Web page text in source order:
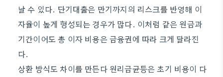
날 수 있다. 단기대출은 만기까지의 리스크를 반영해 이
자율이 높게 형성되는 경우가 많다. 이처럼 같은 원금과
기간이어도 총 이자 비용은 금융권에 따라 크게 달라진
다.
상환 방식도 차이를 만든다 원리금균등은 초기 비용이 다